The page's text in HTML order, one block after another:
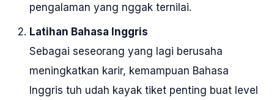
pengalaman yang nggak ternilai.
Latihan Bahasa Inggris
Sebagai seseorang yang lagi berusaha
meningkatkan karir, kemampuan Bahasa
Inggris tuh udah kayak tiket penting buat level